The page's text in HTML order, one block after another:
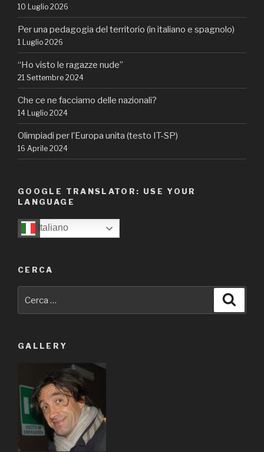
10 Luglio 2026
Per una pedagogia del territorio (in italiano e spagnolo)
1 Luglio 2026
“Ho visto le ragazze nude”
21 Settembre 2024
Che ce ne facciamo delle nazionali?
14 Luglio 2024
Olimpiadi per l’Europa unita (testo IT-SP)
16 Aprile 2024
GOOGLE TRANSLATOR: USE YOUR
LANGUAGE
Italiano
CERCA
GALLERY